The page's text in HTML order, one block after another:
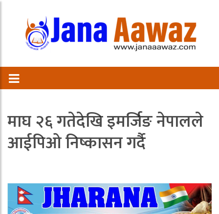
माघ २६ गतेदेखि इमर्जिङ नेपालले
आईपिओ निष्कासन गर्दै